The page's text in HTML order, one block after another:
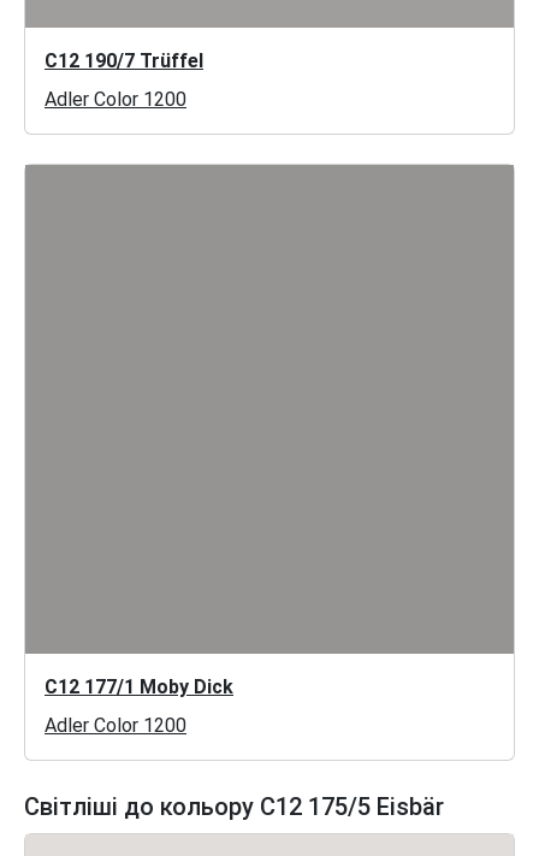
C12 190/7 Trüffel
Adler Color 1200
C12 177/1 Moby Dick
Adler Color 1200
Світліші до кольору C12 175/5 Eisbär